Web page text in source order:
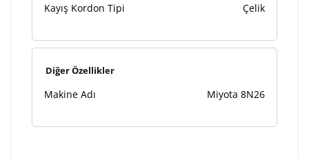
Kayış Kordon Tipi
Çelik
Diğer Özellikler
Makine Adı Miyota 8N26